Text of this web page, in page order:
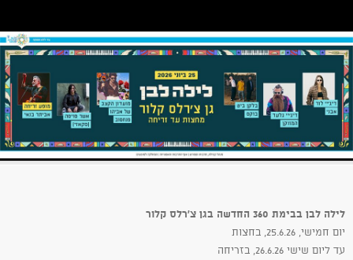
לילה לבן בבימת 360 החדשה בגן צ'רלס קלור
יום חמישי, 25.6.26, בחצות
עד ליום שישי 26.6.26, בזריחה